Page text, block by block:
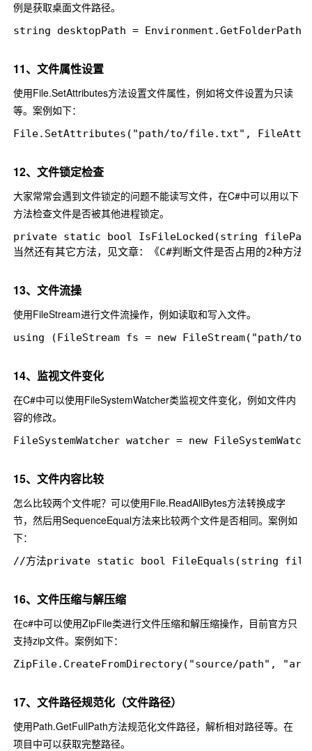
例是获取桌面文件路径。
string desktopPath =
11、文件属性设置
使用File.SetAttributes方法设置文件属性，例如将文件设置为只读
等。案例如下：
File.SetAttributes("path/to/file.txt",
12、文件锁定检查
大家常常会遇到文件锁定的问题不能读写文件，在C#中可以用以下
方法检查文件是否被其他进程锁定。
private static bool IsFileLocked(string
当然还有其它方法，见文章：《C#判断文件是否占用的2种方法
13、文件流操
使用FileStream进行文件流操作，例如读取和写入文件。
using (FileStream fs = new FileStream("path/
14、监视文件变化
在C#中可以使用FileSystemWatcher类监视文件变化，例如文件内
容的修改。
FileSystemWatcher watcher = new
15、文件内容比较
怎么比较两个文件呢？可以使用File.ReadAllBytes方法转换成字
节，然后用SequenceEqual方法来比较两个文件是否相同。案例如
下：
//方法private static bool FileEquals(string
16、文件压缩与解压缩
在c#中可以使用ZipFile类进行文件压缩和解压缩操作，目前官方只
支持zip文件。案例如下：
ZipFile.CreateFromDirectory("source/path",
17、文件路径规范化（文件路径）
使用Path.GetFullPath方法规范化文件路径，解析相对路径等。在
项目中可以获取完整路径。